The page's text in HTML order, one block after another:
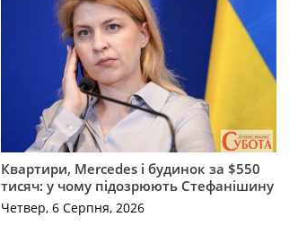
Квартири, Mercedes і будинок за $550
тисяч: у чому підозрюють Стефанішину
Четвер, 6 Серпня, 2026